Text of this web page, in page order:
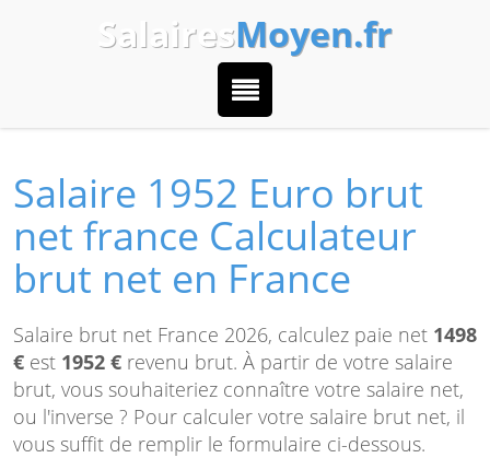
SalairesMoyen.fr
Salaire 1952 Euro brut
net france Calculateur
brut net en France
Salaire brut net France 2026, calculez paie net 1498
€ est 1952 € revenu brut. À partir de votre salaire
brut, vous souhaiteriez connaître votre salaire net,
ou l'inverse ? Pour calculer votre salaire brut net, il
vous suffit de remplir le formulaire ci-dessous.